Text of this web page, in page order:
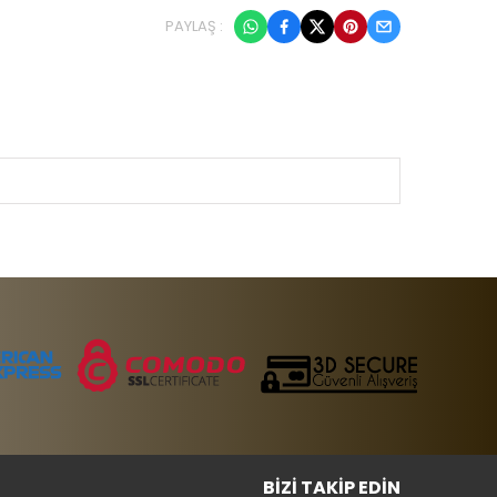
PAYLAŞ :
BIZI TAKIP EDIN